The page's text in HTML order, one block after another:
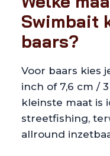
Swimbait
baars?
Voor baars kies
inch of 7,6 cm /
kleinste maat is
streetfishing,
allround